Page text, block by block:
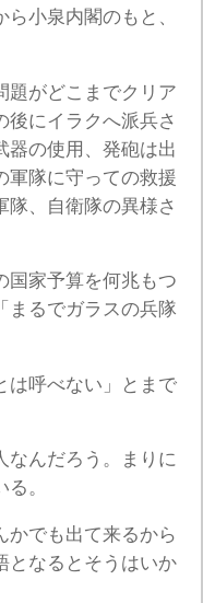
小泉内閣のもと、
題がどこまでクリア
後にイラクへ派兵さ
器の使用、発砲は出
軍隊に守っての救援
隊、自衛隊の異様さ
国家予算を何兆もつ
まるでガラスの兵隊
は呼べない」とまで
なんだろう。まりに
。
かでも出て来るから
となるとそうはいか